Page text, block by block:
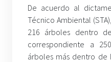
De acuerdo al
Técnico Ambiental
216 árboles dentro
correspondiente a
árboles más dentro